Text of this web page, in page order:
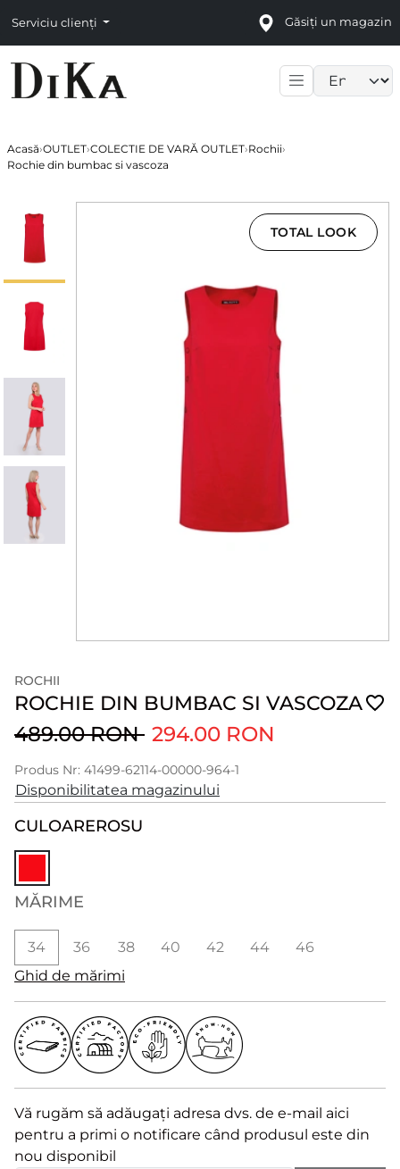
Serviciu clienți Găsiți un magazin
Acasă›OUTLET›COLECTIE DE VARĂ OUTLET›Rochii›
Rochie din bumbac si vascoza
TOTAL LOOK
ROCHII
ROCHIE DIN BUMBAC SI VASCOZA
489.00 RON 294.00 RON
Produs Nr: 41499-62114-00000-964-1
Disponibilitatea magazinului
CULOAREROSU
MĂRIME
34 36 38 40 42 44
46
Ghid de mărimi
Vă rugăm să adăugați adresa dvs. de e-mail aici
pentru a primi o notificare când produsul este din
nou disponibil